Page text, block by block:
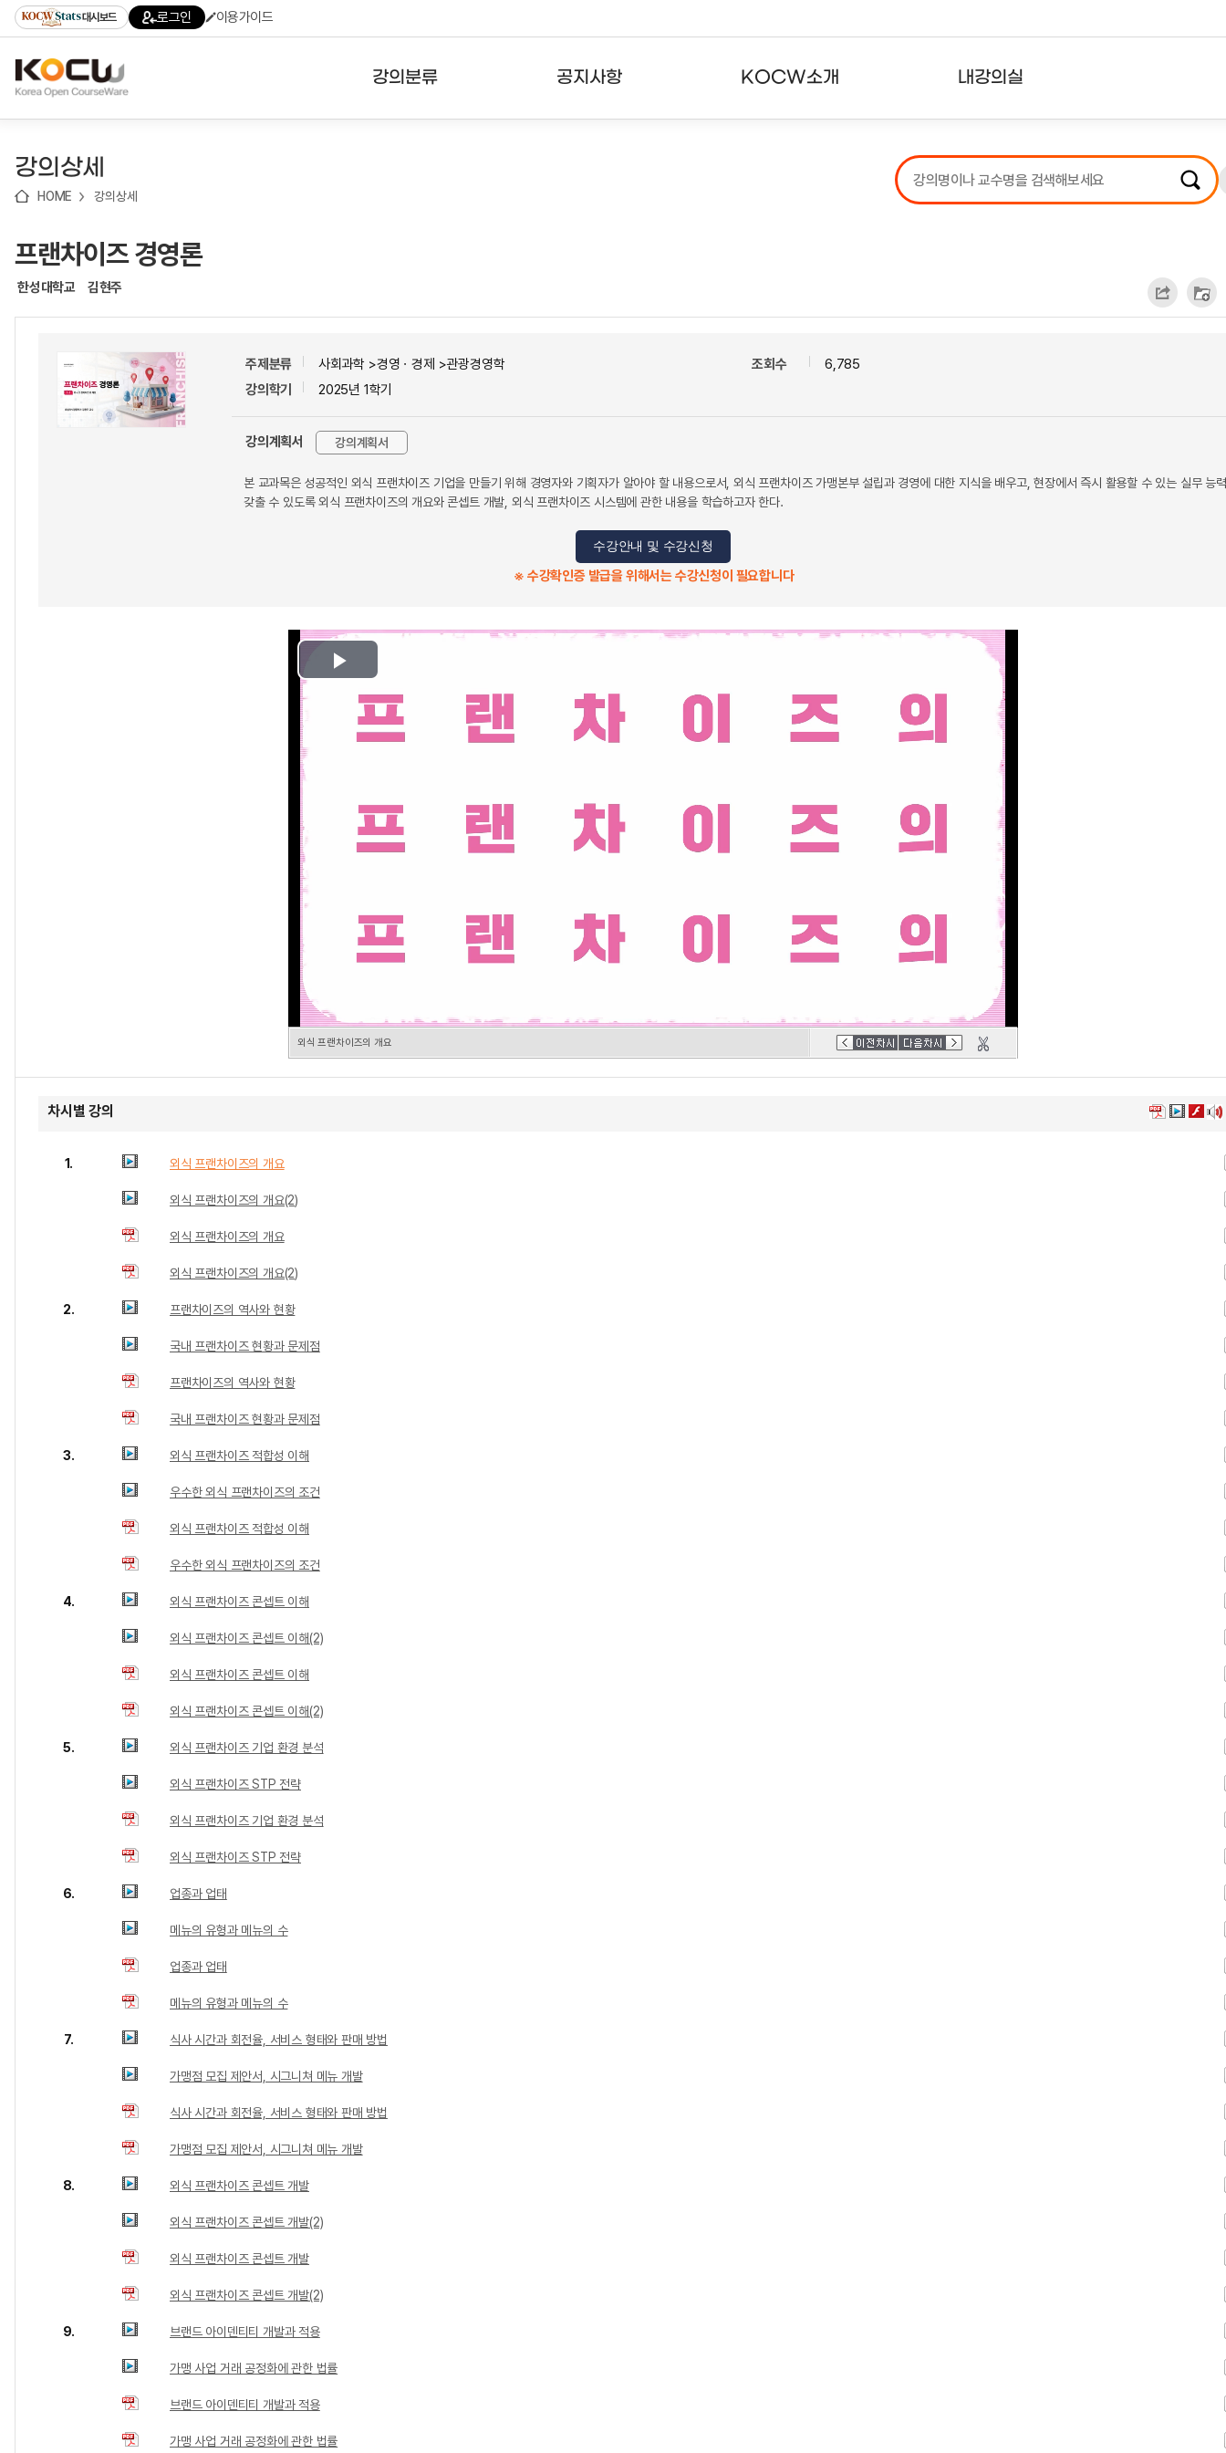
기
기
기
content)
가
대시보드 로그인 이용가이드
강의분류 공지사항 KOCW소개 내강의실
강의리스트
수강확인증강의
강의상세
HOME 강의상세
프랜차이즈 경영론
한성대학교 김현주
주제분류
사회과학 >경영ㆍ경제 >관광경영학
강의학기
2025년 1학기
조회수 6,785
강의계획서 강의계획서
본 교과목은 성공적인 외식 프랜차이즈 기업을 만들기 위해 경영자와 기획자가 알아야 할 내용으로서, 외식 프랜차이즈 가맹본부 설립과 경영에 대한 지식을 배우고, 현장에서 즉시 활용할 수 있는 실무 능
갖출 수 있도록 외식 프랜차이즈의 개요와 콘셉트 개발, 외식 프랜차이즈 시스템에 관한 내용을 학습하고자 한다.
수강안내 및 수강신청
※ 수강확인증 발급을 위해서는 수강신청이 필요합니다
Play
Video
외식 프랜차이즈의 개요
차시별 강의
1. 외식 프랜차이즈의 개요
외식 프랜차이즈의 개요(2)
외식 프랜차이즈의 개요
외식 프랜차이즈의 개요(2)
2. 프랜차이즈의 역사와 현황
국내 프랜차이즈 현황과 문제점
프랜차이즈의 역사와 현황
국내 프랜차이즈 현황과 문제점
3. 외식 프랜차이즈 적합성 이해
우수한 외식 프랜차이즈의 조건
외식 프랜차이즈 적합성 이해
우수한 외식 프랜차이즈의 조건
4. 외식 프랜차이즈 콘셉트 이해
외식 프랜차이즈 콘셉트 이해(2)
외식 프랜차이즈 콘셉트 이해
외식 프랜차이즈 콘셉트 이해(2)
5. 외식 프랜차이즈 기업 환경 분석
외식 프랜차이즈 STP 전략
외식 프랜차이즈 기업 환경 분석
외식 프랜차이즈 STP 전략
6. 업종과 업태
메뉴의 유형과 메뉴의 수
업종과 업태
메뉴의 유형과 메뉴의 수
7. 식사 시간과 회전율, 서비스 형태와 판매 방법
가맹점 모집 제안서, 시그니쳐 메뉴 개발
식사 시간과 회전율, 서비스 형태와 판매 방법
가맹점 모집 제안서, 시그니쳐 메뉴 개발
8. 외식 프랜차이즈 콘셉트 개발
외식 프랜차이즈 콘셉트 개발(2)
외식 프랜차이즈 콘셉트 개발
외식 프랜차이즈 콘셉트 개발(2)
9. 브랜드 아이덴티티 개발과 적용
가맹 사업 거래 공정화에 관한 법률
브랜드 아이덴티티 개발과 적용
가맹 사업 거래 공정화에 관한 법률